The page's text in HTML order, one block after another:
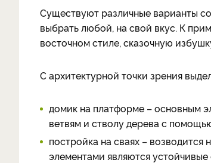
Существуют различные варианты
выбрать любой, на свой вкус. К
восточном стиле, сказочную
С архитектурной точки зрения
домик на платформе – основным
ветвям и стволу дерева с
постройка на сваях –
элементами являются